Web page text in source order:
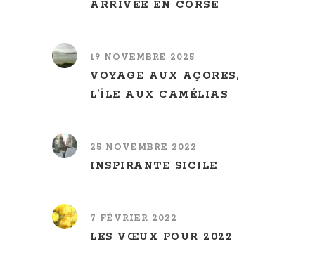
ARRIVÉE EN CORSE
19 NOVEMBRE 2025
VOYAGE AUX AÇORES,
L’ÎLE AUX CAMÉLIAS
25 NOVEMBRE 2022
INSPIRANTE SICILE
7 FÉVRIER 2022
LES VŒUX POUR 2022